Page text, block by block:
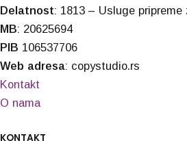
Delatnost: 1813 – Usluge pripreme
MB: 20625694
PIB 106537706
Web adresa: copystudio.rs
Kontakt
O nama
KONTAKT